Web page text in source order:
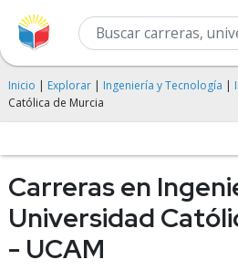
Inicio | Explorar | Ingeniería y Tecnología |
Católica de Murcia
Carreras en
Universidad
- UCAM